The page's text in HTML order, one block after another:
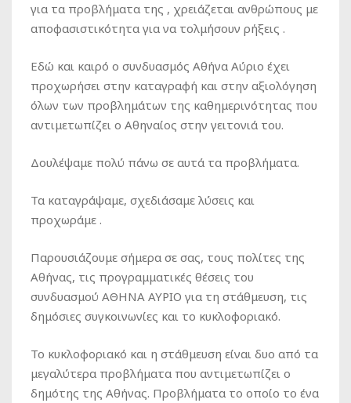
για τα προβλήματα της , χρειάζεται ανθρώπους με
αποφασιστικότητα για να τολμήσουν ρήξεις .
Εδώ και καιρό ο συνδυασμός Αθήνα Αύριο έχει
προχωρήσει στην καταγραφή και στην αξιολόγηση
όλων των προβλημάτων της καθημερινότητας που
αντιμετωπίζει ο Αθηναίος στην γειτονιά του.
Δουλέψαμε πολύ πάνω σε αυτά τα προβλήματα.
Τα καταγράψαμε, σχεδιάσαμε λύσεις και
προχωράμε .
Παρουσιάζουμε σήμερα σε σας, τους πολίτες της
Αθήνας, τις προγραμματικές θέσεις του
συνδυασμού ΑΘΗΝΑ ΑΥΡΙΟ για τη στάθμευση, τις
δημόσιες συγκοινωνίες και το κυκλοφοριακό.
Το κυκλοφοριακό και η στάθμευση είναι δυο από τα
μεγαλύτερα προβλήματα που αντιμετωπίζει ο
δημότης της Αθήνας. Προβλήματα το οποίο το ένα